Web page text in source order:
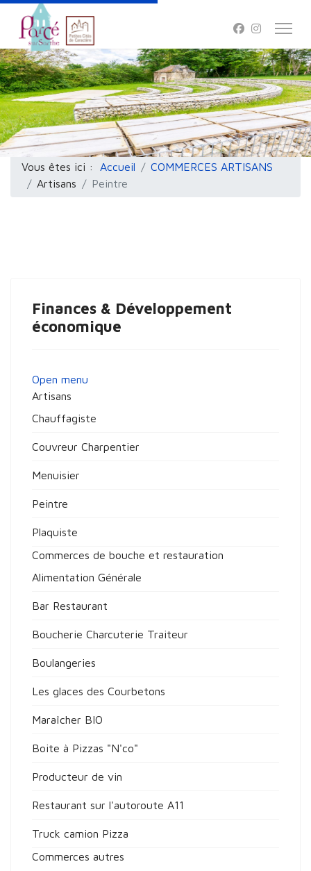
Vous êtes ici : Accueil
COMMERCES ARTISANS
Artisans
Peintre
Finances & Développement
économique
Open menu
Artisans
Chauffagiste
Couvreur Charpentier
Menuisier
Peintre
Plaquiste
Commerces de bouche et restauration
Alimentation Générale
Bar Restaurant
Boucherie Charcuterie Traiteur
Boulangeries
Les glaces des Courbetons
Maraîcher BIO
Boite à Pizzas "N'co"
Producteur de vin
Restaurant sur l'autoroute A11
Truck camion Pizza
Commerces autres